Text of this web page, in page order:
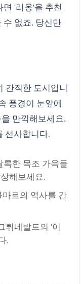
'리옹'을 추천
수 없죠. 당신만
간직한 도시입니
풍경이 눈앞에
만끽해보세요.
선사합니다.
록한 목조 가옥들
해보세요.
르의 역사를 간
뤼네발트의 '이
.